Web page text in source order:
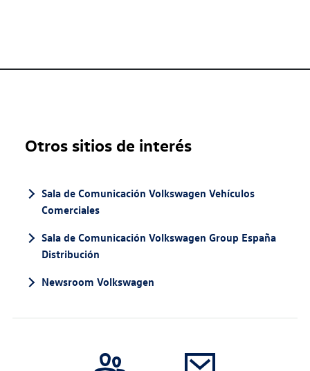
Otros sitios de interés
Sala de Comunicación Volkswagen Vehículos
Comerciales
Sala de Comunicación Volkswagen Group España
Distribución
Newsroom Volkswagen